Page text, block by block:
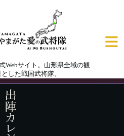
Webサイト。山形県全域の観
した戦国武将隊。